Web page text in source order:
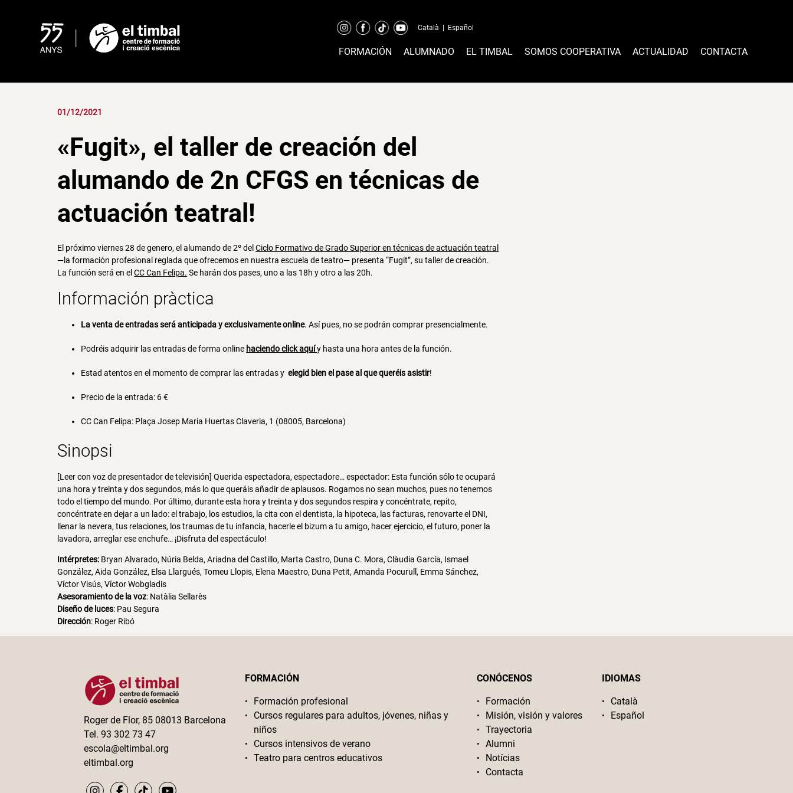
Català Español
FORMACIÓN ALUMNADO EL TIMBAL SOMOS COOPERATIVA ACTUALIDAD CONTACTA
01/12/2021
«Fugit», el taller de creación del
alumando de 2n CFGS en técnicas de
actuación teatral!
El próximo viernes 28 de genero, el alumando de 2º delCiclo Formativo de Grado Superior en técnicas de actuación teatral
—la formación profesional reglada que ofrecemos en nuestra escuela de teatro— presenta “Fugit”, su taller de creación.
La función será en elCC Can Felipa. Se harán dos pases, uno a las 18h y otro a las 20h.
Información pràctica
La venta de entradas será anticipada y exclusivamente online. Así pues, no se podrán comprar presencialmente.
Podréis adquirir las entradas de forma online haciendo click aquíy hasta una hora antes de la función.
Estad atentos en el momento de comprar las entradas yelegid bien el pase al que queréis asistir!
Precio de la entrada: 6 €
CC Can Felipa: Plaça Josep Maria Huertas Claveria, 1 (08005, Barcelona)
Sinopsi
[Leer con voz de presentador de televisión] Querida espectadora, espectadore… espectador: Esta función sólo te ocupará
una hora y treinta y dos segundos, más lo que queráis añadir de aplausos. Rogamos no sean muchos, pues no tenemos
todo el tiempo del mundo. Por último, durante esta hora y treinta y dos segundos respira y concéntrate, repito,
concéntrate en dejar a un lado: el trabajo, los estudios, la cita con el dentista, la hipoteca, las facturas, renovarte el DNI,
llenar la nevera, tus relaciones, los traumas de tu infancia, hacerle el bizum a tu amigo, hacer ejercicio, el futuro, poner la
lavadora, arreglar ese enchufe… ¡Disfruta del espectáculo!
Intérpretes: Bryan Alvarado, Núria Belda, Ariadna del Castillo, Marta Castro, Duna C. Mora, Clàudia García, Ismael
González, Aida González, Elsa Llargués, Tomeu Llopis, Elena Maestro, Duna Petit, Amanda Pocurull, Emma Sánchez,
Víctor Visús, Víctor Wobgladis
Asesoramiento de la voz: Natàlia Sellarès
Diseño de luces: Pau Segura
Dirección: Roger Ribó
Roger de Flor, 85 08013 Barcelona
Tel. 93 302 73 47
escola@eltimbal.org
eltimbal.org
FORMACIÓN
Formación profesional
Cursos regulares para adultos, jóvenes, niñas y
niños
Cursos intensivos de verano
Teatro para centros educativos
CONÓCENOS
Formación
Misión, visión y valores
Trayectoria
Alumni
Notícias
Contacta
IDIOMAS
Català
Español